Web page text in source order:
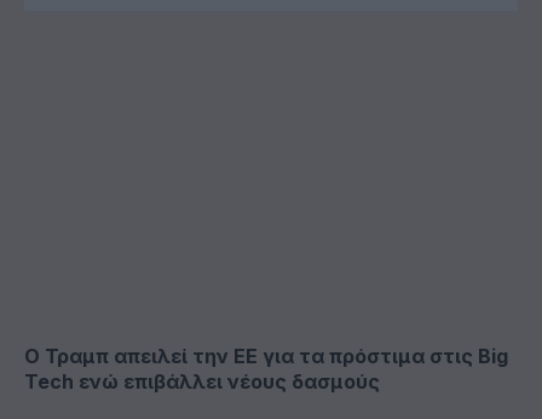
Ο Τραμπ απειλεί την ΕΕ για τα πρόστιμα στις Big
Tech ενώ επιβάλλει νέους δασμούς